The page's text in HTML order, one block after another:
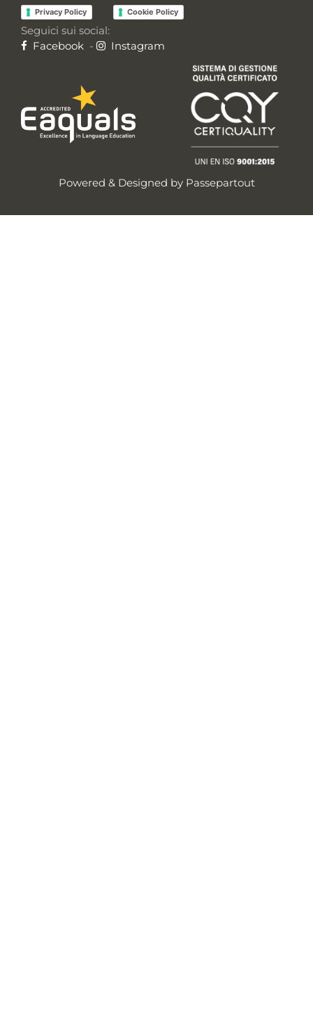
Privacy Policy Cookie Policy
Seguici sui social:
Facebook - Instagram
Powered & Designed by Passepartout